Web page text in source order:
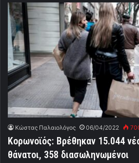
Κώστας Παλαιολόγος 06/04/2022
Κορωνοϊός: Βρέθηκαν 15.044
θάνατοι, 358 διασωληνωμένοι